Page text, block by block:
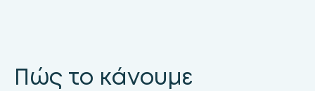
Πώς το κάνουμε